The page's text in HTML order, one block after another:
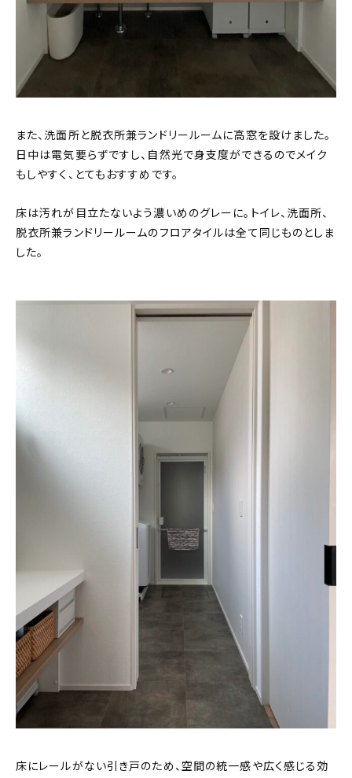
また、洗面所と脱衣所兼ランドリールームに高窓を設けました。
日中は電気要らずですし、自然光で身支度ができるのでメイク
もしやすく、とてもおすすめです。
床は汚れが目立たないよう濃いめのグレーに。トイレ、洗面所、
脱衣所兼ランドリールームのフロアタイルは全て同じものとしま
した。
床にレールがない引き戸のため、空間の統一感や広く感じる効